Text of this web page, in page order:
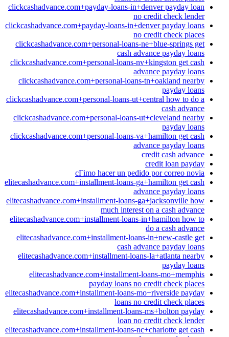
clickcashadvance.com+payday-loans-in+denver payday loan
no credit check lender
clickcashadvance.com+payday-loans-in+denver payday loans
no credit check places
clickcashadvance.com+personal-loans-ne+blue-springs get
cash advance payday loans
clickcashadvance.com+personal-loans-nv+kingston get cash
advance payday loans
clickcashadvance.com+personal-loans-tn+oakland nearby
payday loans
clickcashadvance.com+personal-loans-ut+central how to do a
cash advance
clickcashadvance.com+personal-loans-ut+cleveland nearby
payday loans
clickcashadvance.com+personal-loans-va+hamilton get cash
advance payday loans
credit cash advance
credit loan payday
cГіmo hacer un pedido por correo novia
elitecashadvance.com+installment-loans-ga+hamilton get cash
advance payday loans
elitecashadvance.com+installment-loans-ga+jacksonville how
much interest on a cash advance
elitecashadvance.com+installment-loans-in+hamilton how to
do a cash advance
elitecashadvance.com+installment-loans-in+new-castle get
cash advance payday loans
elitecashadvance.com+installment-loans-la+atlanta nearby
payday loans
elitecashadvance.com+installment-loans-mo+memphis
payday loans no credit check places
elitecashadvance.com+installment-loans-mo+riverside payday
loans no credit check places
elitecashadvance.com+installment-loans-ms+bolton payday
loan no credit check lender
elitecashadvance.com+installment-loans-nc+charlotte get cash